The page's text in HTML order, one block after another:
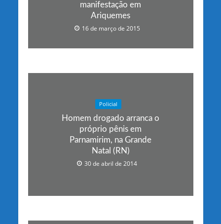
manifestação em
Ariquemes
16 de março de 2015
Policial
Homem drogado arranca o
próprio pênis em
Parnamirim, na Grande
Natal (RN)
30 de abril de 2014